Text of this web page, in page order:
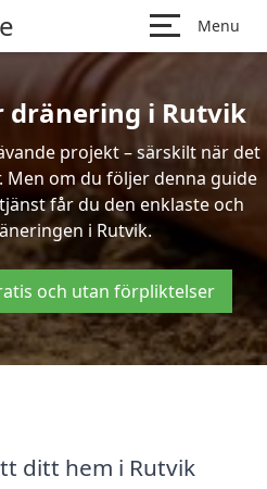
Menu
dränering i Rutvik
projekt – särskilt när det
om du följer denna guide
får du den enklaste och
i Rutvik.
och utan förpliktelser
ditt hem i Rutvik